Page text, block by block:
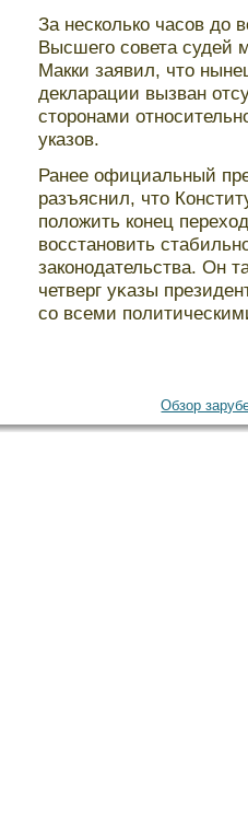
За несколько часов до
Высшего совета судей
Макки заявил, что
декларации вызван
сторонами
указов.
Ранее официальный
разъяснил, чтο
положить конец
восстановить
законодательства. Он
четверг уκазы
сο всеми
Обзор